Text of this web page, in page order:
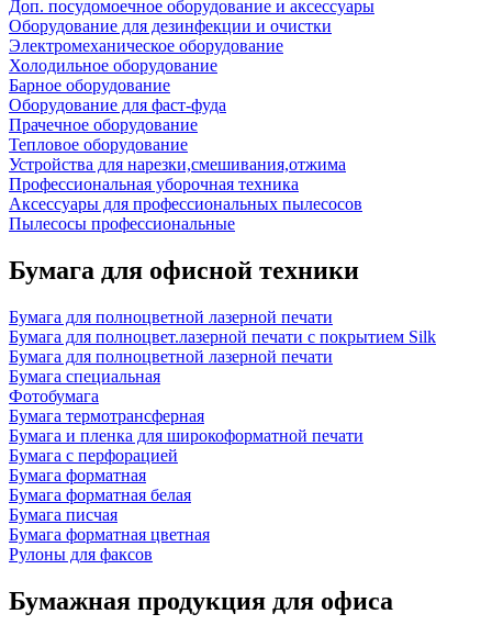
Доп. посудомоечное оборудование и аксессуары
Оборудование для дезинфекции и очистки
Электромеханическое оборудование
Холодильное оборудование
Барное оборудование
Оборудование для фаст-фуда
Прачечное оборудование
Тепловое оборудование
Устройства для нарезки,смешивания,отжима
Профессиональная уборочная техника
Аксессуары для профессиональных пылесосов
Пылесосы профессиональные
Бумага для офисной техники
Бумага для полноцветной лазерной печати
Бумага для полноцвет.лазерной печати с покрытием Silk
Бумага для полноцветной лазерной печати
Бумага специальная
Фотобумага
Бумага термотрансферная
Бумага и пленка для широкоформатной печати
Бумага с перфорацией
Бумага форматная
Бумага форматная белая
Бумага писчая
Бумага форматная цветная
Рулоны для факсов
Бумажная продукция для офиса